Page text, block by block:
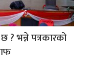
? भन्ने पत्रकारको